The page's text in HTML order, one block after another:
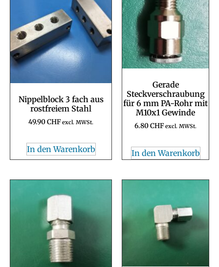
Nippelblock 3 fach aus
rostfreiem Stahl
49.90CHF excl. MWSt.
In den Warenkorb
Gerade
Steckverschraubung
für 6 mm PA-Rohr mit
M10x1 Gewinde
6.80CHF excl. MWSt.
In den Warenkorb